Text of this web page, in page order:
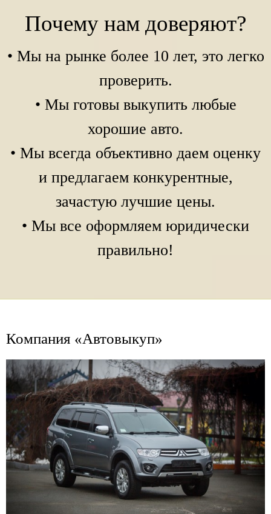
Почему нам доверяют?
• Мы на рынке более 10 лет, это легко
проверить.
• Мы готовы выкупить любые
хорошие авто.
• Мы всегда объективно даем оценку
и предлагаем конкурентные,
зачастую лучшие цены.
• Мы все оформляем юридически
правильно!
Компания «Автовыкуп»